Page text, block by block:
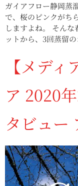
ガイアフロー静岡蒸
で、桜のピンクがち
しますよね。 そん
ットから、3回蒸留
【メデ
ア 2020
タビュー